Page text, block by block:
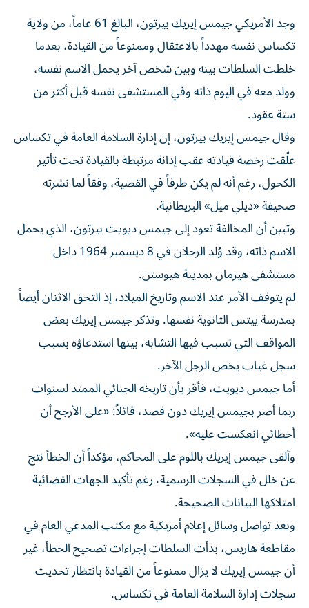
وجد الأمريكي جيمس إيريك بيرتون، البالغ 61 عاماً، من ولاية
تكساس نفسه مهدداً بالاعتقال وممنوعاً من القيادة، بعدما
خلطت السلطات بينه وبين شخص آخر يحمل الاسم نفسه،
وولد معه في اليوم ذاته وفي المستشفى نفسه قبل أكثر من
ستة عقود.
وقال جيمس إيريك بيرتون، إن إدارة السلامة العامة في تكساس
علّقت رخصة قيادته عقب إدانة مرتبطة بالقيادة تحت تأثير
الكحول، رغم أنه لم يكن طرفاً في القضية، وفقاً لما نشرته
صحيفة «ديلي ميل» البريطانية.
وتبين أن المخالفة تعود إلى جيمس ديويت بيرتون، الذي يحمل
الاسم ذاته، وقد وُلد الرجلان في 8 ديسمبر 1964 داخل
مستشفى هيرمان بمدينة هيوستن.
لم يتوقف الأمر عند الاسم وتاريخ الميلاد، إذ التحق الاثنان أيضاً
بمدرسة ييتس الثانوية نفسها. وتذكر جيمس إيريك بعض
المواقف التي تسبب فيها التشابه، بينها استدعاؤه بسبب
سجل غياب يخص الرجل الآخر.
أما جيمس ديويت، فأقر بأن تاريخه الجنائي الممتد لسنوات
ربما أضر بجيمس إيريك دون قصد، قائلاً: «على الأرجح أن
أخطائي انعكست عليه».
وألقى جيمس إيريك باللوم على المحاكم، مؤكداً أن الخطأ نتج
عن خلل في السجلات الرسمية، رغم تأكيد الجهات القضائية
امتلاكها البيانات الصحيحة.
وبعد تواصل وسائل إعلام أمريكية مع مكتب المدعي العام في
مقاطعة هاريس، بدأت السلطات إجراءات تصحيح الخطأ، غير
أن جيمس إيريك لا يزال ممنوعاً من القيادة بانتظار تحديث
سجلات إدارة السلامة العامة في تكساس.